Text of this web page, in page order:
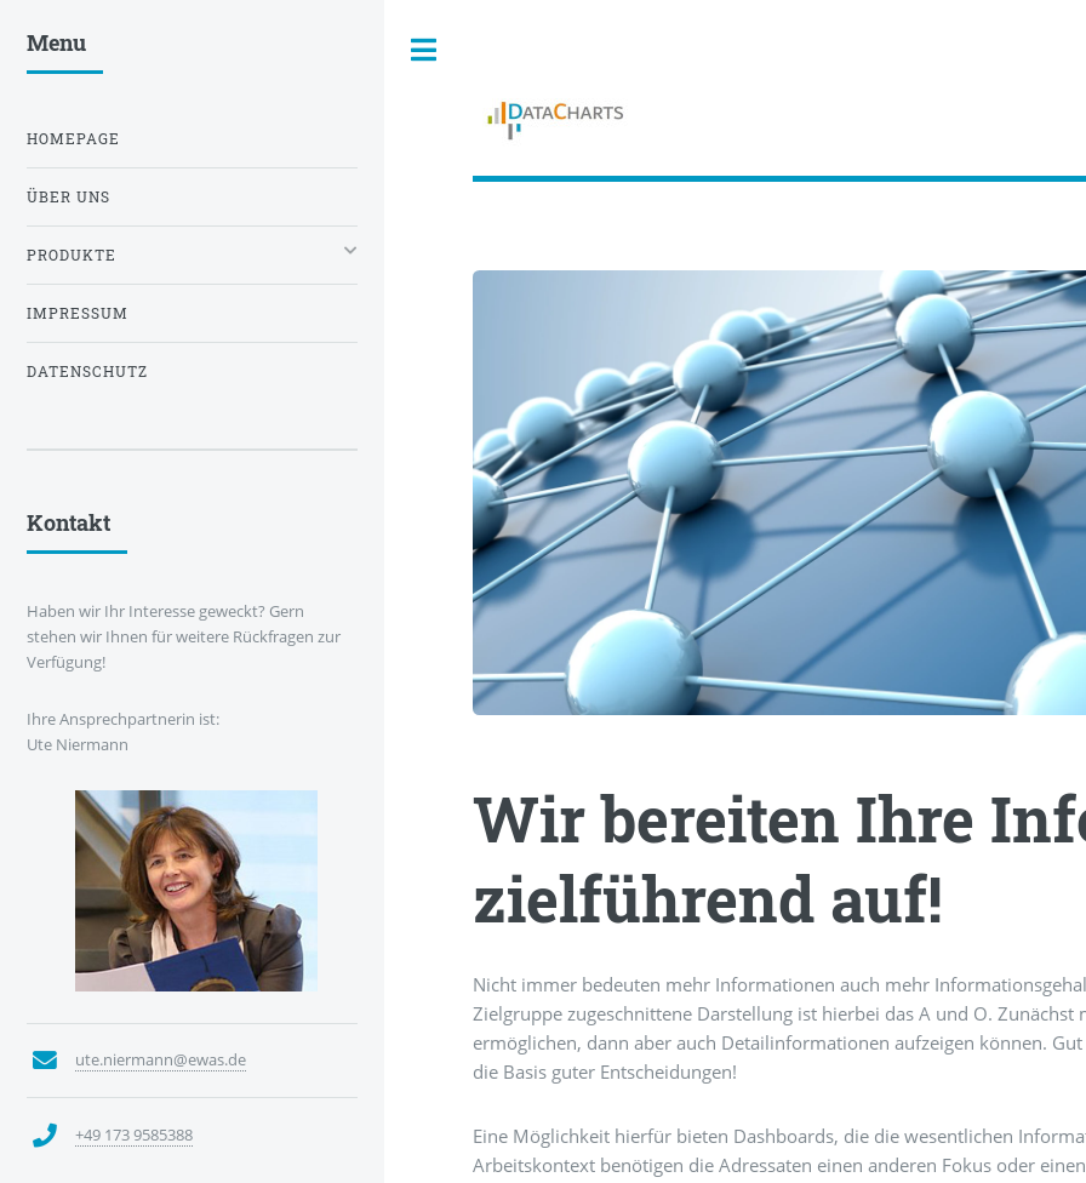
Wir bereiten Ihre
zielführend auf!
Nicht immer bedeuten mehr Informationen auch mehr
Zielgruppe zugeschnittene Darstellung ist hierbei das A und O.
ermöglichen, dann aber auch Detailinformationen aufzeigen können.
die Basis guter Entscheidungen!
Eine Möglichkeit hierfür bieten Dashboards, die die wesentlichen
Arbeitskontext benötigen die Adressaten einen anderen Fokus oder
Menu
HOMEPAGE
ÜBER UNS
PRODUKTE
IMPRESSUM
DATENSCHUTZ
Kontakt
Haben wir Ihr Interesse geweckt? Gern
stehen wir Ihnen für weitere Rückfragen zur
Verfügung!
Ihre Ansprechpartnerin ist:
Ute Niermann
ute.niermann@ewas.de
+49 173 9585388